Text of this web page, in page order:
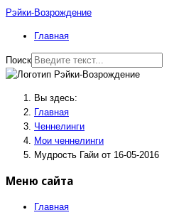
Рэйки-Возрождение
Главная
Поиск
Вы здесь:
Главная
Ченнелинги
Мои ченнелинги
Мудрость Гайи от 16-05-2016
Меню сайта
Главная